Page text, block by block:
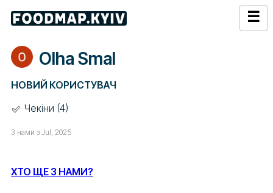
☰
Olha Smal
НОВИЙ КОРИСТУВАЧ
Чекіни (4)
З нами з Jul, 2025
ХТО ЩЕ З НАМИ?